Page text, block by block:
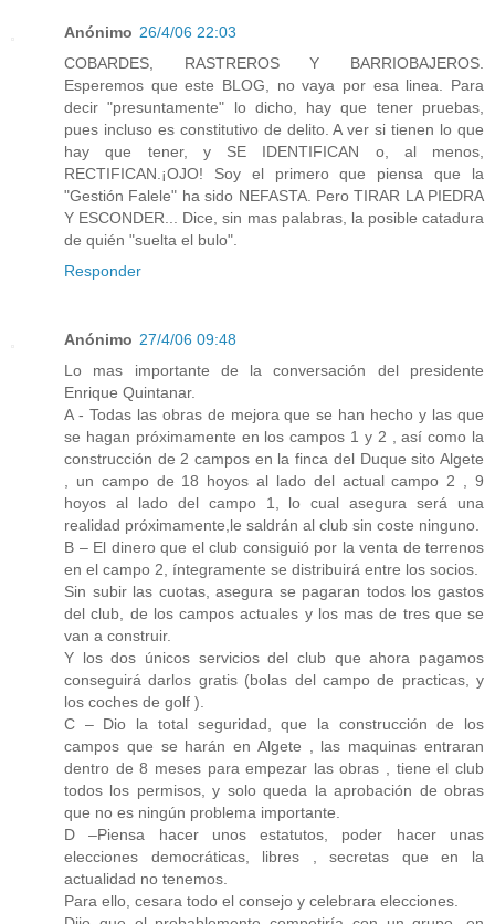
Anónimo 26/4/06 22:03
COBARDES, RASTREROS Y BARRIOBAJEROS.
Esperemos que este BLOG, no vaya por esa linea. Para
decir "presuntamente" lo dicho, hay que tener pruebas,
pues incluso es constitutivo de delito. A ver si tienen lo que
hay que tener, y SE IDENTIFICAN o, al menos,
RECTIFICAN.¡OJO! Soy el primero que piensa que la
"Gestión Falele" ha sido NEFASTA. Pero TIRAR LA PIEDRA
Y ESCONDER... Dice, sin mas palabras, la posible catadura
de quién "suelta el bulo".
Responder
Anónimo 27/4/06 09:48
Lo mas importante de la conversación del presidente
Enrique Quintanar.
A - Todas las obras de mejora que se han hecho y las que
se hagan próximamente en los campos 1 y 2 , así como la
construcción de 2 campos en la finca del Duque sito Algete
, un campo de 18 hoyos al lado del actual campo 2 , 9
hoyos al lado del campo 1, lo cual asegura será una
realidad próximamente,le saldrán al club sin coste ninguno.
B – El dinero que el club consiguió por la venta de terrenos
en el campo 2, íntegramente se distribuirá entre los socios.
Sin subir las cuotas, asegura se pagaran todos los gastos
del club, de los campos actuales y los mas de tres que se
van a construir.
Y los dos únicos servicios del club que ahora pagamos
conseguirá darlos gratis (bolas del campo de practicas, y
los coches de golf ).
C – Dio la total seguridad, que la construcción de los
campos que se harán en Algete , las maquinas entraran
dentro de 8 meses para empezar las obras , tiene el club
todos los permisos, y solo queda la aprobación de obras
que no es ningún problema importante.
D –Piensa hacer unos estatutos, poder hacer unas
elecciones democráticas, libres , secretas que en la
actualidad no tenemos.
Para ello, cesara todo el consejo y celebrara elecciones.